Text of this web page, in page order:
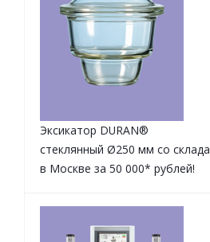
Эксикатор DURAN®
стеклянный Ø250 мм со склада
в Москве за 50 000* рублей!